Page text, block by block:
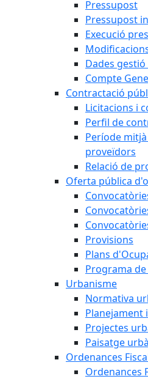
Pressupost
Pressupost
Execució
Dades
Compte
Contractació
Licitacions i
Perfil de
Període
proveïdors
Relació de
Oferta pública
Provisions
Plans
Programa de
Urbanisme
Normativa
Planejament
Projectes
Paisatge urbà
Ordenances
Ordenances